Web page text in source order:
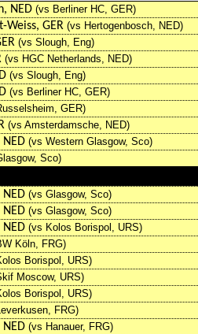
NED (vs Berliner HC, GER)
Weiss, GER (vs Hertogenbosch, NED)
(vs Slough, Eng)
(vs HGC Netherlands, NED)
(vs Slough, Eng)
(vs Berliner HC, GER)
GER)
(vs Amsterdamsche, NED)
(vs Western Glasgow, Sco)
Sco)
(vs Glasgow, Sco)
(vs Glasgow, Sco)
(vs Kolos Borispol, URS)
Köln, FRG)
Borispol, URS)
Moscow, URS)
Borispol, URS)
FRG)
(vs Hanauer, FRG)